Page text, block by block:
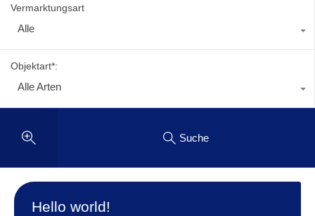
Vermarktungsart
Alle
Objektart*:
Alle Arten
Suche
Hello world!